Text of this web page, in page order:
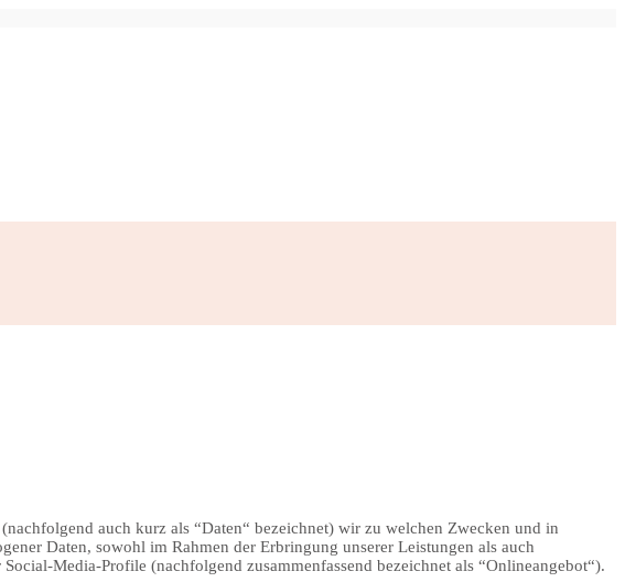
auch kurz als “Daten“ bezeichnet) wir zu welchen Zwecken und in
Daten, sowohl im Rahmen der Erbringung unserer Leistungen als auch
Media-Profile (nachfolgend zusammenfassend bezeichnet als “Onlineangebot“).